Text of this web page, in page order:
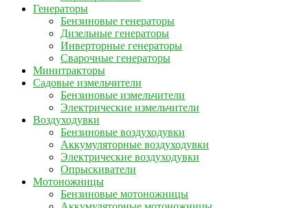
Генераторы
Бензиновые генераторы
Дизельные генераторы
Инверторные генераторы
Сварочные генераторы
Минитракторы
Садовые измельчители
Бензиновые измельчители
Электрические измельчители
Воздуходувки
Бензиновые воздуходувки
Аккумуляторные воздуходувки
Электрические воздуходувки
Опрыскиватели
Мотоножницы
Бензиновые мотоножницы